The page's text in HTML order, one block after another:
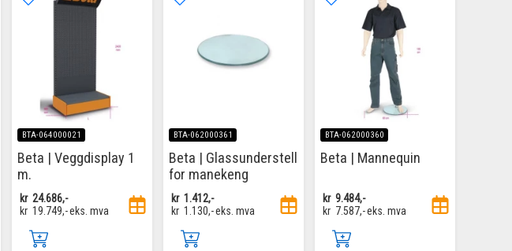
BTA-064000021
Beta | Veggdisplay 1
m.
kr 24.686,-
kr 19.749,-eks. mva
BTA-062000361
Beta | Glassunderstell
for manekeng
kr 1.412,-
kr 1.130,-eks. mva
BTA-062000360
Beta | Mannequin
kr 9.484,-
kr 7.587,-eks. mva